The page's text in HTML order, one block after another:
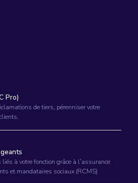
Pro)
de tiers, pérenniser votre
à votre fonction grâce à l’assurance
et mandataires sociaux (RCMS)